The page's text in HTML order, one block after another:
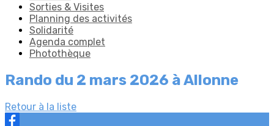
Sorties & Visites
Planning des activités
Solidarité
Agenda complet
Photothèque
Rando du 2 mars 2026 à Allonne
Retour à la liste